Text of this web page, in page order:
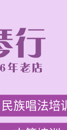
民族唱法培训